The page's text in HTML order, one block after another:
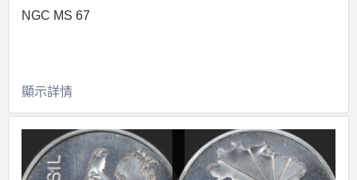
NGC MS 67
顯示詳情